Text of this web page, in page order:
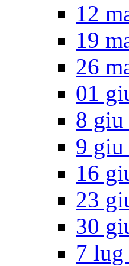
12
19
26
01
8 giu
9 giu
16
23
30
7